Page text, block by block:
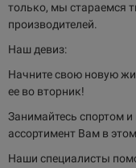
только, мы стараемся
производителей.
Наш девиз:
Начните свою новую
ее во вторник!
Занимайтесь спортом
ассортимент Вам в
Наши специалисты